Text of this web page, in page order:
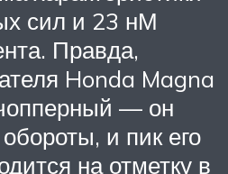
сил и 23 нМ
Правда,
Honda Magna
— он
и пик его
на отметку в